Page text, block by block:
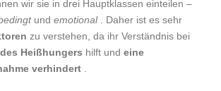
wir sie in drei Hauptklassen einteilen –
und emotional. Daher ist es sehr
zu verstehen, da ihr Verständnis bei
Heißhungers hilft und eine
verhindert .